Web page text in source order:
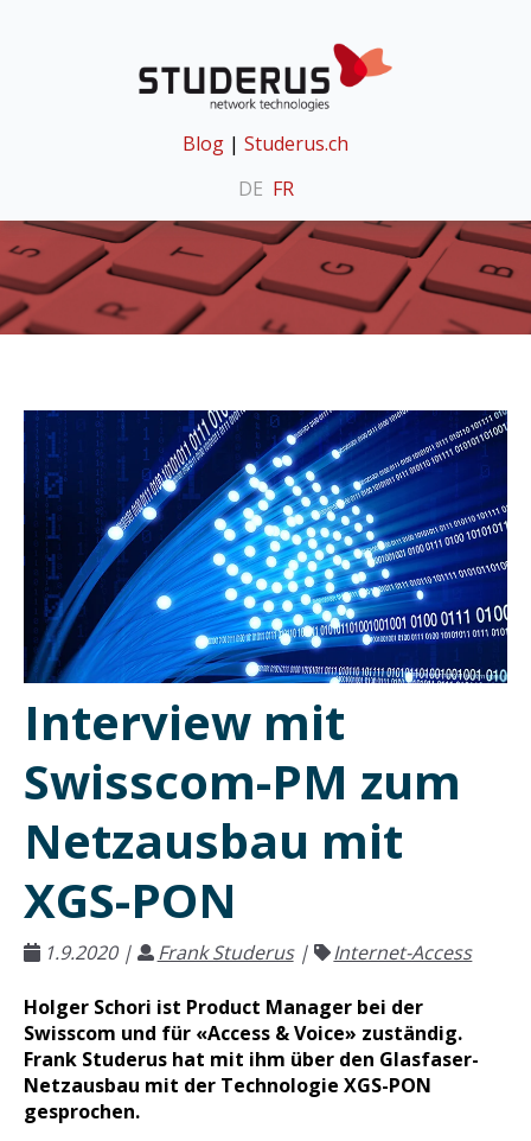
Blog | Studerus.ch
DE FR
Interview mit
Swisscom-PM zum
Netzausbau mit
XGS-PON
1.9.2020 | Frank Studerus | Internet-Access
Holger Schori ist Product Manager bei der
Swisscom und für «Access & Voice» zuständig.
Frank Studerus hat mit ihm über den Glasfaser-
Netzausbau mit der Technologie XGS-PON
gesprochen.